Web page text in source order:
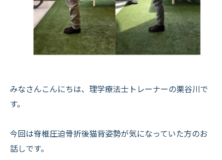
みなさんこんにちは、理学療法士トレーナーの栗谷川で
す。
今回は脊椎圧迫骨折後猫背姿勢が気になっていた方のお
話しです。